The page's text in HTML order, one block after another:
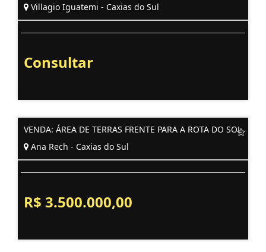
Villagio Iguatemi - Caxias do Sul
Consultar
VENDA: ÁREA DE TERRAS FRENTE PARA A ROTA DO SOL
Ana Rech - Caxias do Sul
R$ 3.500.000,00